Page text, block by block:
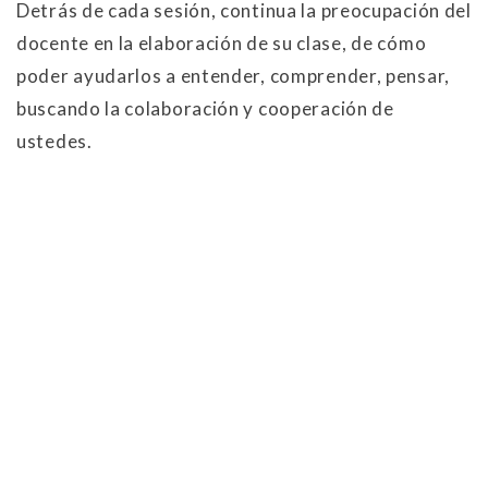
Detrás de cada sesión, continua la preocupación del
docente en la elaboración de su clase, de cómo
poder ayudarlos a entender, comprender, pensar,
buscando la colaboración y cooperación de
ustedes.